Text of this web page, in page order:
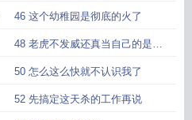
46 这个幼稚园是彻底的火了
48 老虎不发威还真当自己的是加
菲
50 怎么这么快就不认识我了
52 先搞定这天杀的工作再说